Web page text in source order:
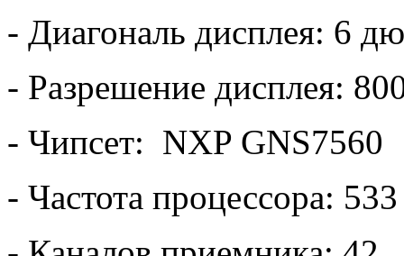
- Диагональ дисплея: 6
- Разрешение дисплея:
- Чипсет: NXP GNS7560
- Частота процессора: